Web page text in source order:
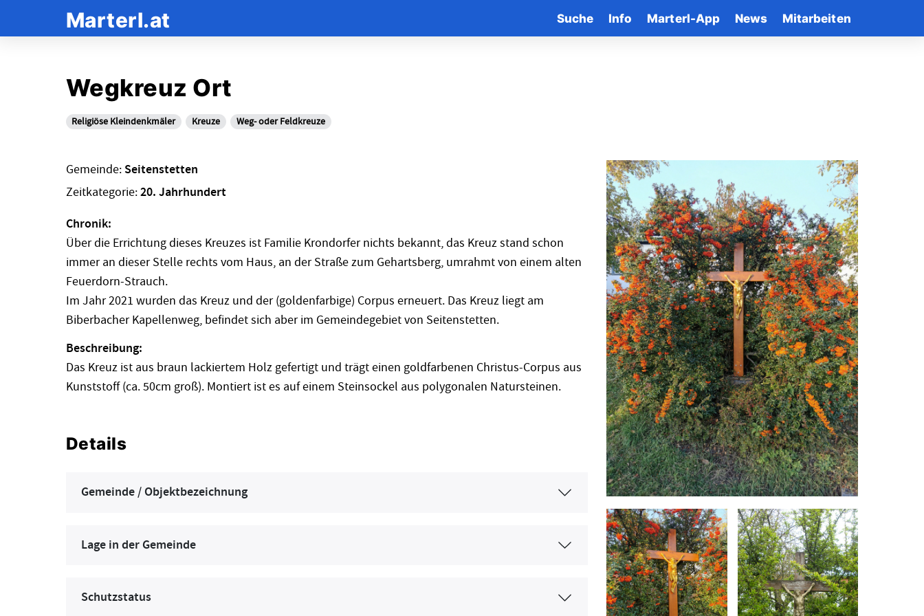
Marterl.at Suche Info Marterl-App News Mitarbeiten
Wegkreuz Ort
Religiöse Kleindenkmäler Kreuze Weg- oder Feldkreuze
Gemeinde: Seitenstetten
Zeitkategorie:20. Jahrhundert
Chronik:
Über die Errichtung dieses Kreuzes ist Familie Krondorfer nichts bekannt, das Kreuz stand schon
immer an dieser Stelle rechts vom Haus, an der Straße zum Gehartsberg, umrahmt von einem alten
Feuerdorn-Strauch.
Im Jahr 2021 wurden das Kreuz und der (goldenfarbige) Corpus erneuert. Das Kreuz liegt am
Biberbacher Kapellenweg, befindet sich aber im Gemeindegebiet von Seitenstetten.
Beschreibung:
Das Kreuz ist aus braun lackiertem Holz gefertigt und trägt einen goldfarbenen Christus-Corpus aus
Kunststoff (ca. 50cm groß). Montiert ist es auf einem Steinsockel aus polygonalen Natursteinen.
Details
Gemeinde / Objektbezeichnung
Lage in der Gemeinde
Schutzstatus